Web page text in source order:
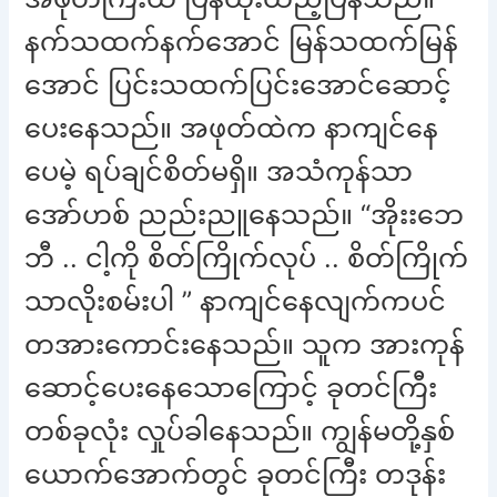
နက်သထက်နက်အောင် မြန်သထက်မြန်
အောင် ပြင်းသထက်ပြင်းအောင်ဆောင့်
ပေးနေသည်။ အဖုတ်ထဲက နာကျင်နေ
ပေမဲ့ ရပ်ချင်စိတ်မရှိ။ အသံကုန်သာ
အော်ဟစ် ညည်းညူနေသည်။ “အိုးးဘေ
ဘီ .. ငါ့ကို စိတ်ကြိုက်လုပ် .. စိတ်ကြိုက်
သာလိုးစမ်းပါ ” နာကျင်နေလျက်ကပင်
တအားကောင်းနေသည်။ သူက အားကုန်
ဆောင့်ပေးနေသောကြောင့် ခုတင်ကြီး
တစ်ခုလုံး လှုပ်ခါနေသည်။ ကျွန်မတို့နှစ်
ယောက်အောက်တွင် ခုတင်ကြီး တဒုန်း